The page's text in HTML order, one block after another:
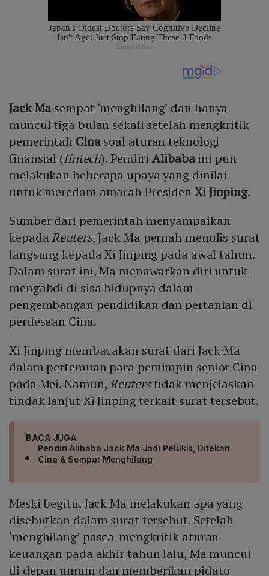
Jack Ma sempat ‘menghilang’ dan hanya
muncul tiga bulan sekali setelah mengkritik
pemerintah Cinasoal aturan teknologi
finansial (fintech). PendiriAlibabaini pun
melakukan beberapa upaya yang dinilai
untuk meredam amarah Presiden Xi Jinping.
Sumber dari pemerintah menyampaikan
kepada Reuters, Jack Ma pernah menulis surat
langsung kepada Xi Jinping pada awal tahun.
Dalam surat ini, Ma menawarkan diri untuk
mengabdi di sisa hidupnya dalam
pengembangan pendidikan dan pertanian di
perdesaan Cina.
Xi Jinping membacakan surat dari Jack Ma
dalam pertemuan para pemimpin senior Cina
pada Mei. Namun, Reuterstidak menjelaskan
tindak lanjut Xi Jinping terkait surat tersebut.
BACA JUGA
Pendiri Alibaba Jack Ma Jadi Pelukis, Ditekan
Cina & Sempat Menghilang
Meski begitu, Jack Ma melakukan apa yang
disebutkan dalam surat tersebut. Setelah
‘menghilang’ pasca-mengkritik aturan
keuangan pada akhir tahun lalu, Ma muncul
di depan umum dan memberikan pidato